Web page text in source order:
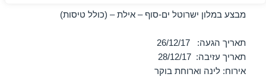
מבצע במלון ישרוטל ים-סוף – אילת – (כולל טיסות)
תאריך הגעה: 26/12/17
תאריך עזיבה: 28/12/17
אירוח: לינה וארוחת בוקר